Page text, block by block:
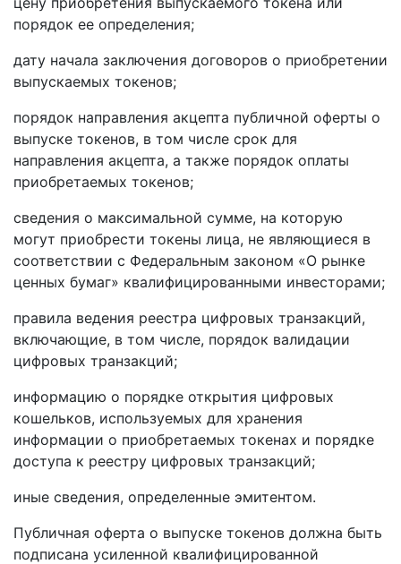
порядок ее определения;
дату начала заключения договоров о приобретении
выпускаемых токенов;
порядок направления акцепта публичной оферты о
выпуске токенов, в том числе срок для
направления акцепта, а также порядок оплаты
приобретаемых токенов;
сведения о максимальной сумме, на которую
могут приобрести токены лица, не являющиеся в
соответствии с Федеральным законом «О рынке
ценных бумаг» квалифицированными инвесторами;
правила ведения реестра цифровых транзакций,
включающие, в том числе, порядок валидации
цифровых транзакций;
информацию о порядке открытия цифровых
кошельков, используемых для хранения
информации о приобретаемых токенах и порядке
доступа к реестру цифровых транзакций;
иные сведения, определенные эмитентом.
Публичная оферта о выпуске токенов должна быть
подписана усиленной квалифицированной